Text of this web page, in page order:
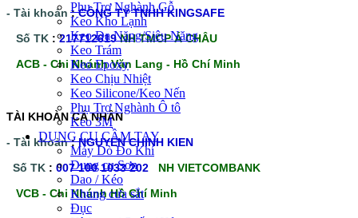
Phụ Trợ Nghành Gỗ
Keo Kho Lạnh
Keo Đa Năng/Siêu Năng
Keo Trám
Keo Epoxy
Keo Chịu Nhiệt
Keo Silicone/Keo Nến
Phụ Trợ Nghành Ô tô
Keo 3M
DỤNG CỤ CẦM TAY
Máy Dò Đo Khí
Dụng cụ Sơn
Dao / Kéo
Khung cưa sắt
Đục
- Tài khoản :CÔNG TY TNHH KINGSAFE
Số TK :217712619NH TMCP Á CHÂU
ACB - Chi Nhánh Văn Lang - Hồ Chí Minh
TÀI KHOÀN CÁ NHÂN
- Tài khoản:NGUYEN CHINH KIEN
Số TK : 007 100 1033 202
NH VIETCOMBANK
VCB - Chi Nhánh Hồ Chí Minh